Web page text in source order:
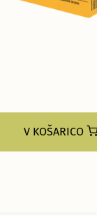
V KOŠARICO